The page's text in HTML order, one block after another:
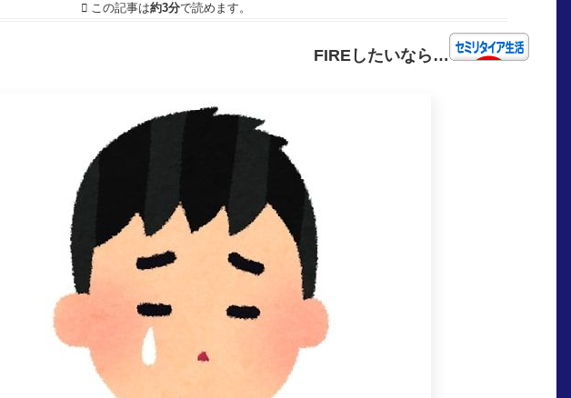
この記事は約3分で読めます。
FIREしたいなら…